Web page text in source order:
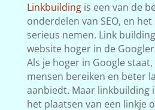
Linkbuildingis een van de
onderdelen van SEO, en
serieus nemen. Link
website hoger in de
Als je hoger in Google
mensen bereiken en beter
aanbiedt. Maar linkbuilding
het plaatsen van een linkje